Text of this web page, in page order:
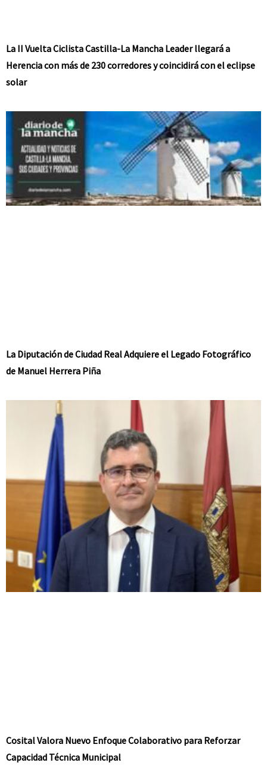
La II Vuelta Ciclista Castilla-La Mancha Leader llegará a
Herencia con más de 230 corredores y coincidirá con el eclipse
solar
La Diputación de Ciudad Real Adquiere el Legado Fotográfico
de Manuel Herrera Piña
Cosital Valora Nuevo Enfoque Colaborativo para Reforzar
Capacidad Técnica Municipal